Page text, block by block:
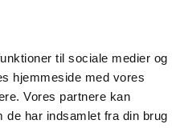
til sociale medier og
hjemmeside med vores
Vores partnere kan
de har indsamlet fra din brug
Kontakt Udgivelser
salg af
Medicinsk